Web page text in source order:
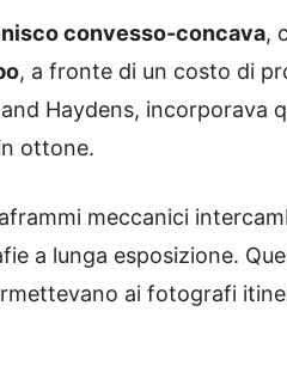
convesso-concava,
, a fronte di un costo di
Haydens,
ottone.
meccanici
a lunga esposizione.
ai fotografi